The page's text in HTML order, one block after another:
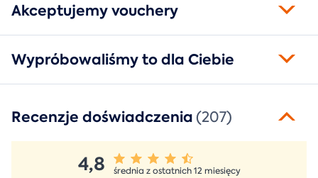
Akceptujemy vouchery
Wypróbowaliśmy to dla Ciebie
Recenzje doświadczenia(207)
4,8
średnia z ostatnich 12 miesięcy